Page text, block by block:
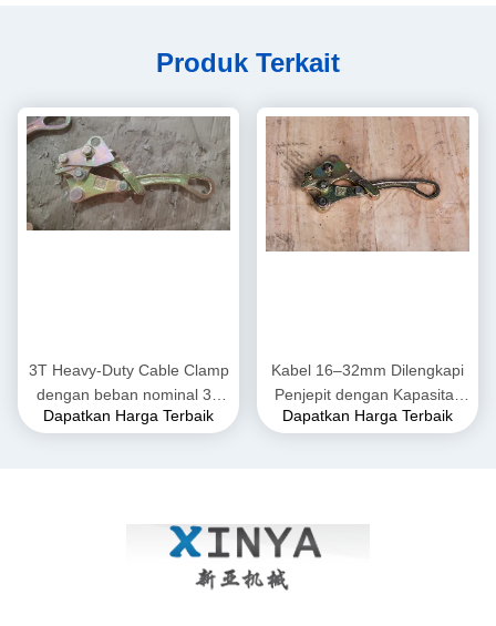
Produk Terkait
3T Heavy-Duty Cable Clamp
dengan beban nominal 30
kN untuk Konduktor 16
Dapatkan Harga Terbaik
Kabel 16–32mm Dilengkapi
Penjepit dengan Kapasitas
Tarik 3T untuk Pemasangan
Dapatkan Harga Terbaik